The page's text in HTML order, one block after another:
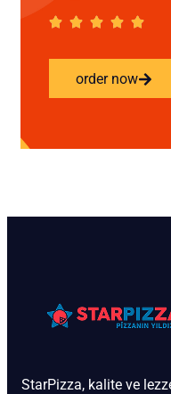
order now
StarPizza, kalite ve